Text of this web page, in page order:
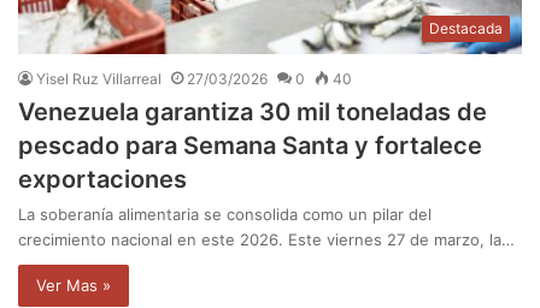
Destacada
Yisel Ruz Villarreal 27/03/2026 0 40
Venezuela garantiza 30 mil toneladas de
pescado para Semana Santa y fortalece
exportaciones
La soberanía alimentaria se consolida como un pilar del
crecimiento nacional en este 2026. Este viernes 27 de marzo, la…
Ver Mas »